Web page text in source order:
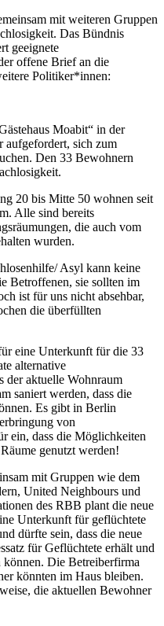
mit weiteren Gruppen
Das Bündnis
geeignete
offene Brief an die
Politiker*innen:
Moabit“ in der
aufgefordert, sich zum
Den 33 Bewohnern
20 bis Mitte 50 wohnen seit
Alle sind bereits
die auch vom
wurden.
Asyl kann keine
Betroffenen, sie sollten im
ist für uns nicht absehbar,
die überfüllten
eine Unterkunft für die 33
alternative
der aktuelle Wohnraum
saniert werden, dass die
Es gibt in Berlin
von
ein, dass die Möglichkeiten
genutzt werden!
mit Gruppen wie dem
United Neighbours und
des RBB plant die neue
Unterkunft für geflüchtete
dürfte sein, dass die neue
für Geflüchtete erhält und
Die Betreiberfirma
könnten im Haus bleiben.
die aktuellen Bewohner